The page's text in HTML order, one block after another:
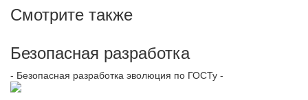
Смотрите также
Безопасная разработка
- Безопасная разработка эволюция по ГОСТу -